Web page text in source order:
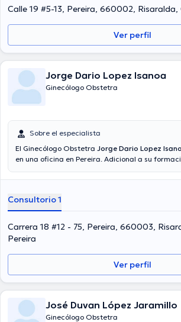
lograr tener una formación continua en su
especialización y ha anunciado importantes
médico puede hablar Español en su consultorio.
Calle 19 #5-13, Pereira, 660002,
Ver perfil
Jorge Dario Lopez Isanoa
Ginecólogo Obstetra
Sobre el especialista
El Ginecólogo Obstetra Jorge Dario Lopez
en una oficina en Pereira. Adicional a su
de especialidad. El profesional de la salud tiene
desempeñado como miembro de diversas
Jorge Dario Lopez Isanoa ha cooperado en
conferencias con el objetivo de tener una
campo de especialización y ha publicado
cita se puede realizar en Español.
Consultorio 1
Carrera 18 #12 - 75, Pereira, 660003,
Pereira
Ver perfil
José Duvan López Jaramillo
Ginecólogo Obstetra